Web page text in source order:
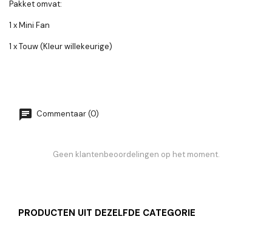
Pakket omvat:
1 x Mini Fan
1 x Touw (Kleur willekeurige)
Commentaar (0)
Geen klantenbeoordelingen op het moment.
PRODUCTEN UIT DEZELFDE CATEGORIE